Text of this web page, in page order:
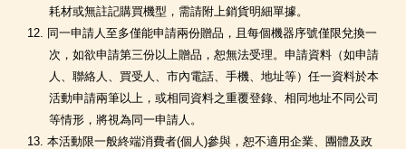
耗材或無註記購買機型，需請附上銷貨明細單據。
12. 同一申請人至多僅能申請兩份贈品，且每個機器序號僅限兌換一
次，如欲申請第三份以上贈品，恕無法受理。申請資料（如申請
人、聯絡人、買受人、市內電話、手機、地址等）任一資料於本
活動申請兩筆以上，或相同資料之重覆登錄、相同地址不同公司
等情形，將視為同一申請人。
13. 本活動限一般終端消費者(個人)參與，恕不適用企業、團體及政